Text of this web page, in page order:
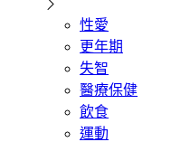
性愛
更年期
失智
醫療保健
飲食
運動